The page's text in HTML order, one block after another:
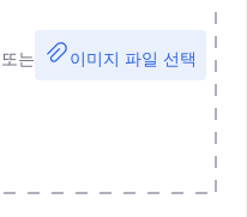
또는 이미지 파일 선택